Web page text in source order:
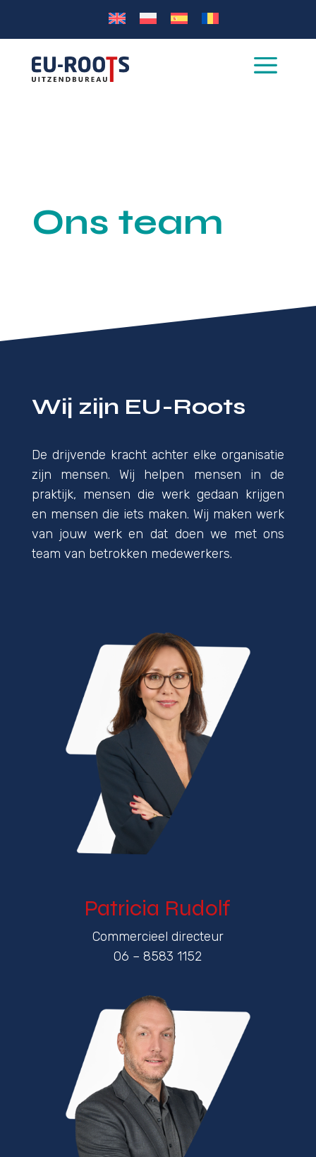
a
Ons team
Wij zijn EU-Roots
De drijvende kracht achter elke organisatie
zijn mensen. Wij helpen mensen in de
praktijk, mensen die werk gedaan krijgen
en mensen die iets maken. Wij maken werk
van jouw werk en dat doen we met ons
team van betrokken medewerkers.
Patricia Rudolf
Commercieel directeur
06 – 8583 1152